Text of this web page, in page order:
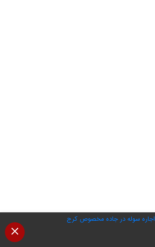
اجاره سوله در جاده مخصوص کرج